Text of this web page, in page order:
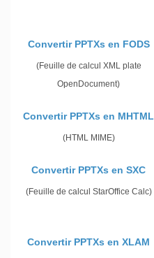
Convertir PPTXs en FODS
(Feuille de calcul XML plate
OpenDocument)
Convertir PPTXs en MHTML
(HTML MIME)
Convertir PPTXs en SXC
(Feuille de calcul StarOffice Calc)
Convertir PPTXs en XLAM